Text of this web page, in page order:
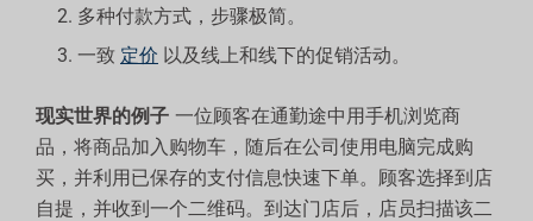
多种付款方式，步骤极简。
一致 定价 以及线上和线下的促销活动。
现实世界的例子 一位顾客在通勤途中用手机浏览商
品，将商品加入购物车，随后在公司使用电脑完成购
买，并利用已保存的支付信息快速下单。顾客选择到店
自提，并收到一个二维码。到达门店后，店员扫描该二